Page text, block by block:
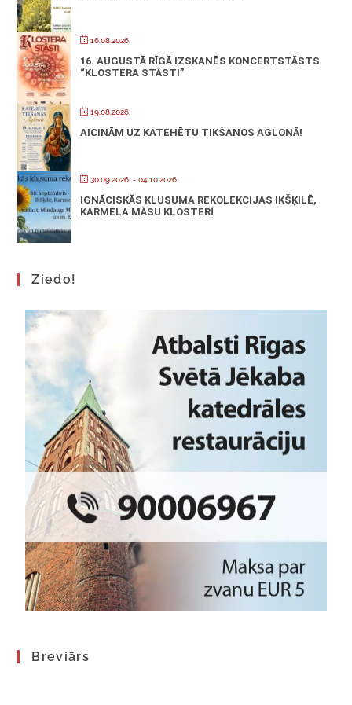
16.08.2026.
16. AUGUSTĀ RĪGĀ IZSKANĒS KONCERTSTĀSTS
“KLOSTERA STĀSTI”
19.08.2026.
AICINĀM UZ KATEHĒTU TIKŠANOS AGLONĀ!
30.09.2026. - 04.10.2026.
IGNĀCISKĀS KLUSUMA REKOLEKCIJAS IKŠĶILĒ,
KARMELA MĀSU KLOSTERĪ
Ziedo!
Breviārs